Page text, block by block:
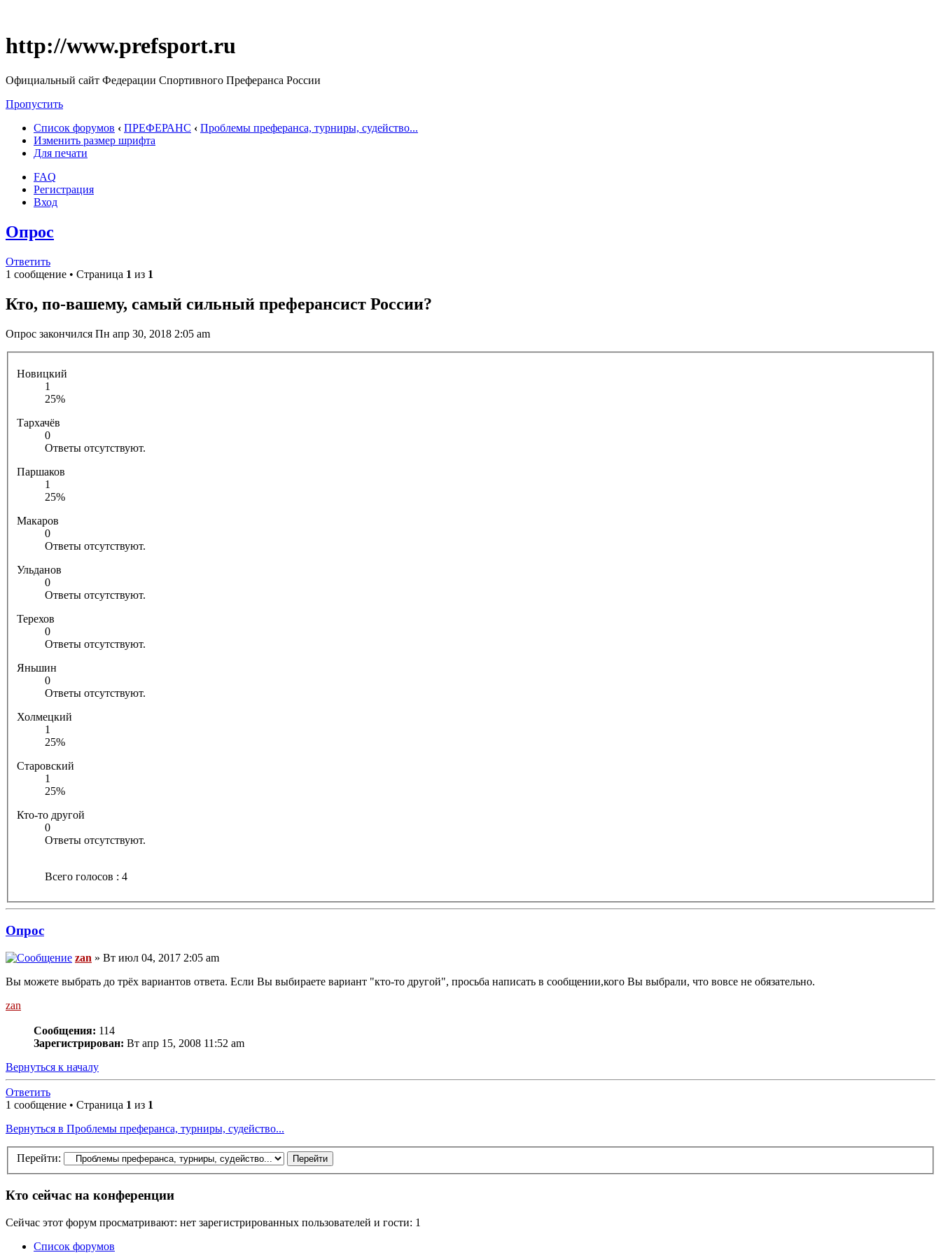
http://www.prefsport.ru
Официальный сайт Федерации Спортивного Преферанса России
Пропустить
Список форумов ‹ ПРЕФЕРАНС ‹ Проблемы преферанса, турниры, судейство...
Изменить размер шрифта
Для печати
FAQ
Регистрация
Вход
Опрос
Ответить
1 сообщение • Страница 1 из 1
Кто, по-вашему, самый сильный преферансист России?
Опрос закончился Пн апр 30, 2018 2:05 am
Новицкий
1
25%
Тархачёв
0
Ответы отсутствуют.
Паршаков
1
25%
Макаров
0
Ответы отсутствуют.
Ульданов
0
Ответы отсутствуют.
Терехов
0
Ответы отсутствуют.
Яньшин
0
Ответы отсутствуют.
Холмецкий
1
25%
Старовский
1
25%
Кто-то другой
0
Ответы отсутствуют.
Всего голосов : 4
Опрос
zan » Вт июл 04, 2017 2:05 am
Вы можете выбрать до трёх вариантов ответа. Если Вы выбираете вариант "кто-то другой", просьба написать в сообщении,кого Вы выбрали, что вовсе не обязательно.
zan
Сообщения: 114
Зарегистрирован: Вт апр 15, 2008 11:52 am
Вернуться к началу
Ответить
1 сообщение • Страница 1 из 1
Вернуться в Проблемы преферанса, турниры, судейство...
Перейти:
Кто сейчас на конференции
Сейчас этот форум просматривают: нет зарегистрированных пользователей и гости: 1
Список форумов